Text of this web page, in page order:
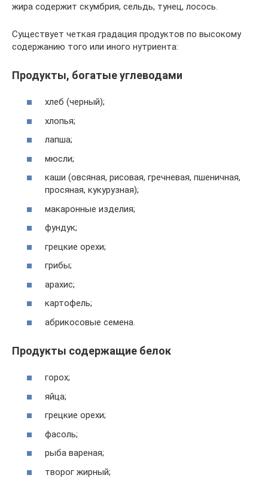
жира содержит скумбрия, сельдь, тунец, лосось.
Существует четкая градация продуктов по высокому
содержанию того или иного нутриента:
Продукты, богатые углеводами
хлеб (черный);
хлопья;
лапша;
мюсли;
каши (овсяная, рисовая, гречневая, пшеничная,
просяная, кукурузная);
макаронные изделия;
фундук;
грецкие орехи;
грибы;
арахис;
картофель;
абрикосовые семена.
Продукты содержащие белок
горох;
яйца;
грецкие орехи;
фасоль;
рыба вареная;
творог жирный;